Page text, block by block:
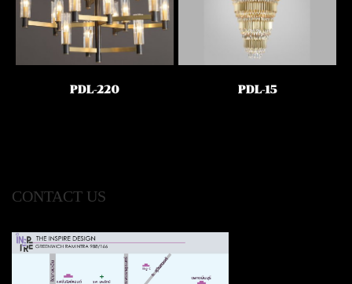
PDL-220 PDL-15
CONTACT US